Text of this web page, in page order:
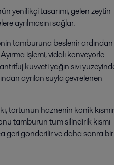
yenilikçi tasarımı, gelen zeytin
ayrılmasını sağlar.
tamburuna beslenir
işlemi, vidalı konveyörle
kuvveti yağın sıvı
ayrılan suyla çevrelenen
tortunun haznenin konik
tamburun tüm silindirik kısmı
geri gönderilir ve daha sonra bir